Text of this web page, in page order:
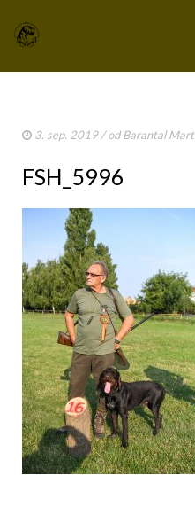
STANOVY KLUBU
CHOVATEĽSKÝ A
SPRAVODAJCA
TLAČIVÁ A PRIHLÁŠKY
KLUBOVÉ POPLATKY
ZÁPISNICE Z ČLENSKEJ
AKO BYT ČLENOM
OZNAMY / NEWS
DEUTSCH DRAHTHAAR
3. sep. 2019/ odBarantal
FSH_5996